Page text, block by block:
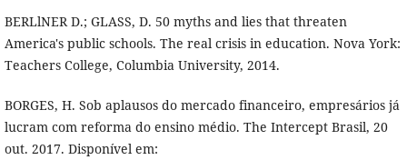
BERLlNER D.; GLASS, D. 50 myths and lies that threaten
America's public schools. The real crisis in education. Nova York:
Teachers College, Columbia University, 2014.
BORGES, H. Sob aplausos do mercado financeiro, empresários já
lucram com reforma do ensino médio. The Intercept Brasil, 20
out. 2017. Disponível em: